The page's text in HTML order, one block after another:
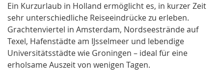
Ein Kurzurlaub in Holland ermöglicht es, in kurzer Zeit
sehr unterschiedliche Reiseeindrücke zu erleben.
Grachtenviertel in Amsterdam, Nordseestrände auf
Texel, Hafenstädte am IJsselmeer und lebendige
Universitätsstädte wie Groningen – ideal für eine
erholsame Auszeit von wenigen Tagen.